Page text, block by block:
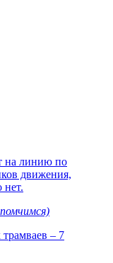
на линию по
движения,
нет.
– 7